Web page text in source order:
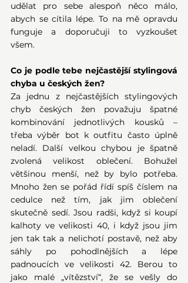
udělat pro sebe alespoň něco málo,
abych se cítila lépe. To na mě opravdu
funguje a doporučuji to vyzkoušet
všem.
Co je podle tebe nejčastější stylingová
chyba u českých žen?
Za jednu z nejčastějších stylingových
chyb českých žen považuju špatné
kombinování jednotlivých kousků –
třeba výběr bot k outfitu často úplně
neladí. Další velkou chybou je špatně
zvolená velikost oblečení. Bohužel
většinou menší, než by bylo potřeba.
Mnoho žen se pořád řídí spíš číslem na
cedulce než tím, jak jim oblečení
skutečně sedí. Jsou radši, když si koupí
kalhoty ve velikosti 40, i když jsou jim
jen tak tak a nelichotí postavě, než aby
sáhly po pohodlnějších a lépe
padnoucích ve velikosti 42. Berou to
jako malé „vítězství“, že se vešly do